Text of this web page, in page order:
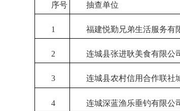
序号 抽查单位
1 福建悦勤兄弟生活服务有
2 连城县张进耿美食有限公
3 连城县农村信用合作联社
4 连城深蓝渔乐垂钓有限公